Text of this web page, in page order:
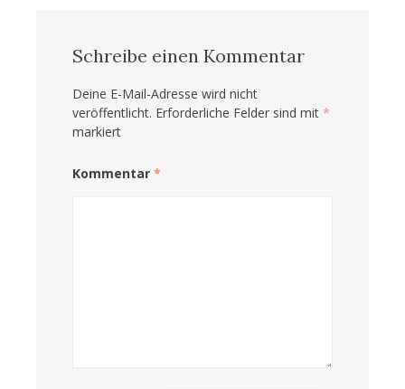
Schreibe einen Kommentar
Deine E-Mail-Adresse wird nicht
veröffentlicht. Erforderliche Felder sind mit *
markiert
Kommentar *